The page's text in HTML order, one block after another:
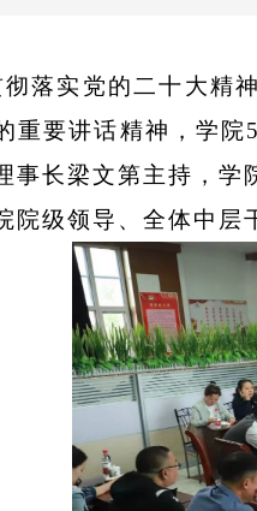
彻落实党的二十大精
重要讲话精神，学院
事长梁文第主持，
院级领导、全体中层